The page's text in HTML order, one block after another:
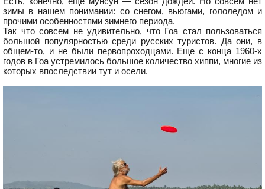
зимы в нашем понимании: со снегом, вьюгами, гололедом и
прочими особенностями зимнего периода.
Так что совсем не удивительно, что Гоа стал пользоваться
большой популярностью среди русских туристов. Да они, в
общем-то, и не были первопроходцами. Еще с конца 1960-х
годов в Гоа устремилось большое количество хиппи, многие из
которых впоследствии тут и осели.